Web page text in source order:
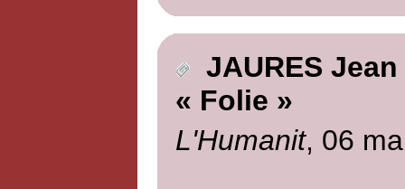
JAURES Jean
« Folie »
L'Humanit, 06